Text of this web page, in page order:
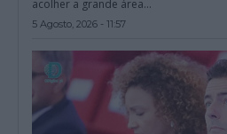
acolher a grande área...
5 Agosto, 2026 - 11:57